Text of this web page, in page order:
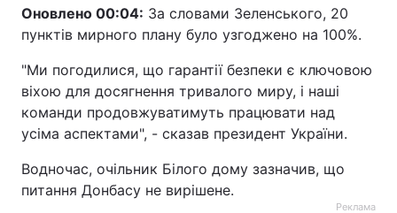
Тема оформлення
Оновлено 00:04: За словами Зеленського, 20
пунктів мирного плану було узгоджено на 100%.
"Ми погодилися, що гарантії безпеки є ключовою
віхою для досягнення тривалого миру, і наші
команди продовжуватимуть працювати над
усіма аспектами", - сказав президент України.
Водночас, очільник Білого дому зазначив, що
питання Донбасу не вирішене.
Реклама